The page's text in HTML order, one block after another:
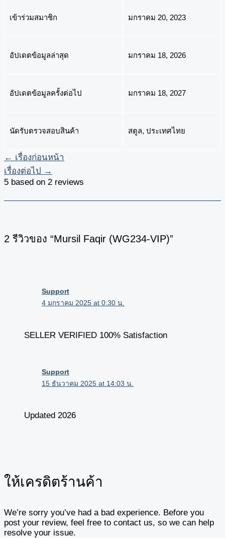
เข้าร่วมสมาชิก มกราคม 20, 2023
อัปเดตข้อมูลล่าสุด มกราคม 18, 2026
อัปเดตข้อมูลครั้งต่อไป มกราคม 18, 2027
นัดรับตรวจสอบสินค้า สตูล, ประเทศไทย
← เรื่องก่อนหน้า
เรื่องต่อไป →
5 based on 2 reviews
2 รีวิวของ “Mursil Faqir (WG234-VIP)”
Support
4 มกราคม 2025 at 0:30 น.
SELLER VERIFIED 100% Satisfaction
Support
15 ธันวาคม 2025 at 14:03 น.
Updated 2026
ให้เครดิตร้านค้า
We’re sorry you’ve had a bad experience. Before you
post your review, feel free to contact us, so we can help
resolve your issue.